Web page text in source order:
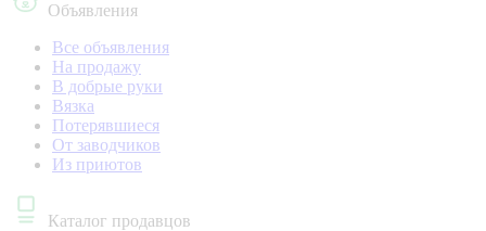
Объявления
Все объявления
На продажу
В добрые руки
Вязка
Потерявшиеся
От заводчиков
Из приютов
Каталог продавцов